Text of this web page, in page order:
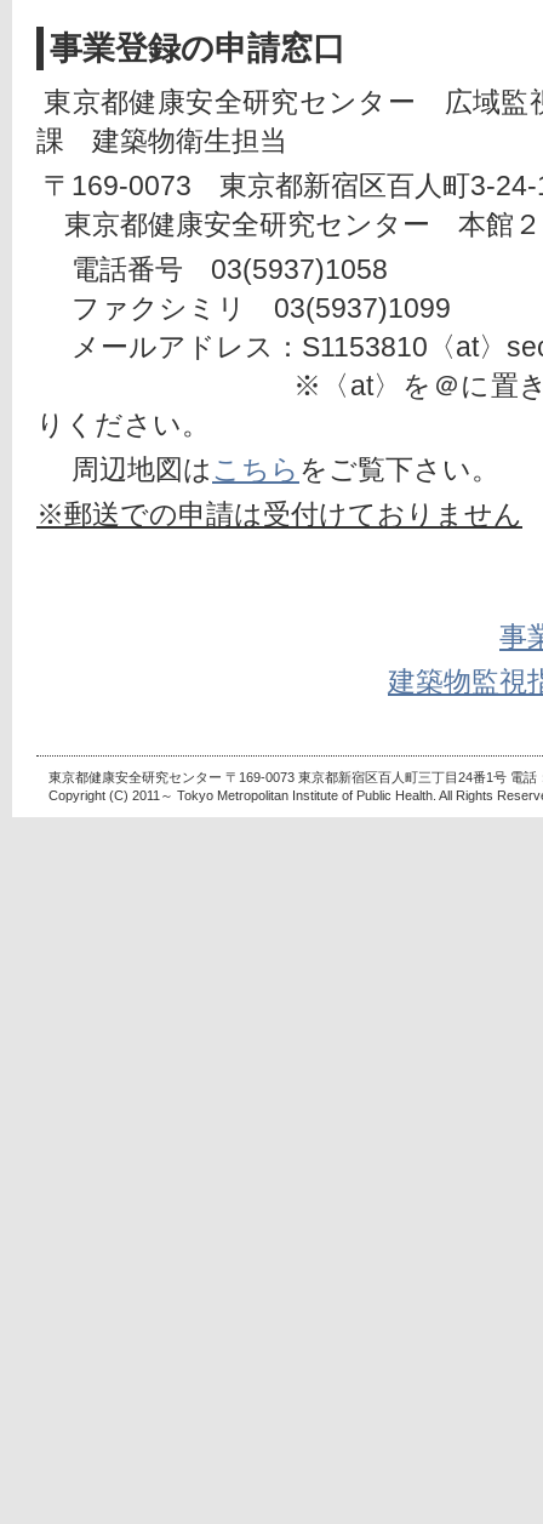
事業登録の申請窓口
東京都健康安全研究センター　広域監
課　建築物衛生担当
〒169-0073　東京都新宿区百人町3-24-
東京都健康安全研究センター　本館
電話番号　03(5937)1058
ファクシミリ　03(5937)1099
メールアドレス：S1153810〈at〉
※〈at〉を＠に置き換え
りください。
周辺地図はこちら をご覧下さい。
※郵送での申請は受付けておりません
事
建築物監視
東京都健康安全研究センター 〒169-0073 東京都新宿区百人町三丁目24番1号 電話
Copyright (C) 2011～ Tokyo Metropolitan Institute of Public Health. All Rights